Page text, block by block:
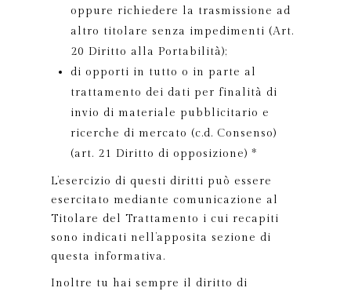
oppure richiedere la trasmissione ad
altro titolare senza impedimenti (Art.
20 Diritto alla Portabilità);
di opporti in tutto o in parte al
trattamento dei dati per finalità di
invio di materiale pubblicitario e
ricerche di mercato (c.d. Consenso)
(art. 21 Diritto di opposizione) *
L’esercizio di questi diritti può essere
esercitato mediante comunicazione al
Titolare del Trattamento i cui recapiti
sono indicati nell’apposita sezione di
questa informativa.
Inoltre tu hai sempre il diritto di